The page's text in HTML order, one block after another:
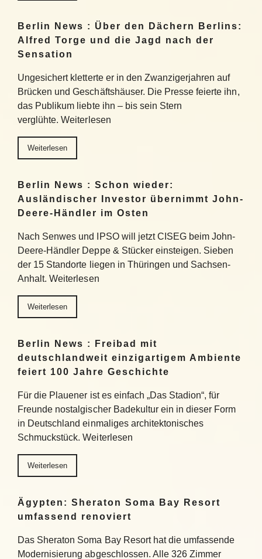
Berlin News : Über den Dächern Berlins:
Alfred Torge und die Jagd nach der
Sensation
Ungesichert kletterte er in den Zwanzigerjahren auf
Brücken und Geschäftshäuser. Die Presse feierte ihn,
das Publikum liebte ihn – bis sein Stern
verglühte. Weiterlesen
Weiterlesen
Berlin News : Schon wieder:
Ausländischer Investor übernimmt John-
Deere-Händler im Osten
Nach Senwes und IPSO will jetzt CISEG beim John-
Deere-Händler Deppe & Stücker einsteigen. Sieben
der 15 Standorte liegen in Thüringen und Sachsen-
Anhalt. Weiterlesen
Weiterlesen
Berlin News : Freibad mit
deutschlandweit einzigartigem Ambiente
feiert 100 Jahre Geschichte
Für die Plauener ist es einfach „Das Stadion“, für
Freunde nostalgischer Badekultur ein in dieser Form
in Deutschland einmaliges architektonisches
Schmuckstück. Weiterlesen
Weiterlesen
Ägypten: Sheraton Soma Bay Resort
umfassend renoviert
Das Sheraton Soma Bay Resort hat die umfassende
Modernisierung abgeschlossen. Alle 326 Zimmer